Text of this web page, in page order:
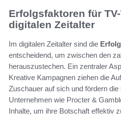
Erfolgsfaktoren für
digitalen Zeitalter
Im digitalen Zeitalter sind die
entscheidend, um zwischen den
herauszustechen. Ein zentraler
Kreative Kampagnen ziehen die
Zuschauer auf sich und fördern die
Unternehmen wie Procter &
Inhalte, um ihre Botschaft effektiv